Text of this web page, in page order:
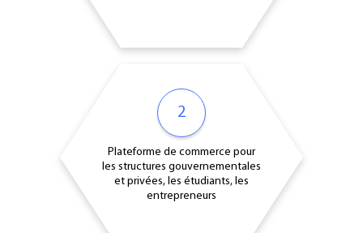
2
Plateforme de commerce pour
les structures gouvernementales
et privées, les étudiants, les
entrepreneurs